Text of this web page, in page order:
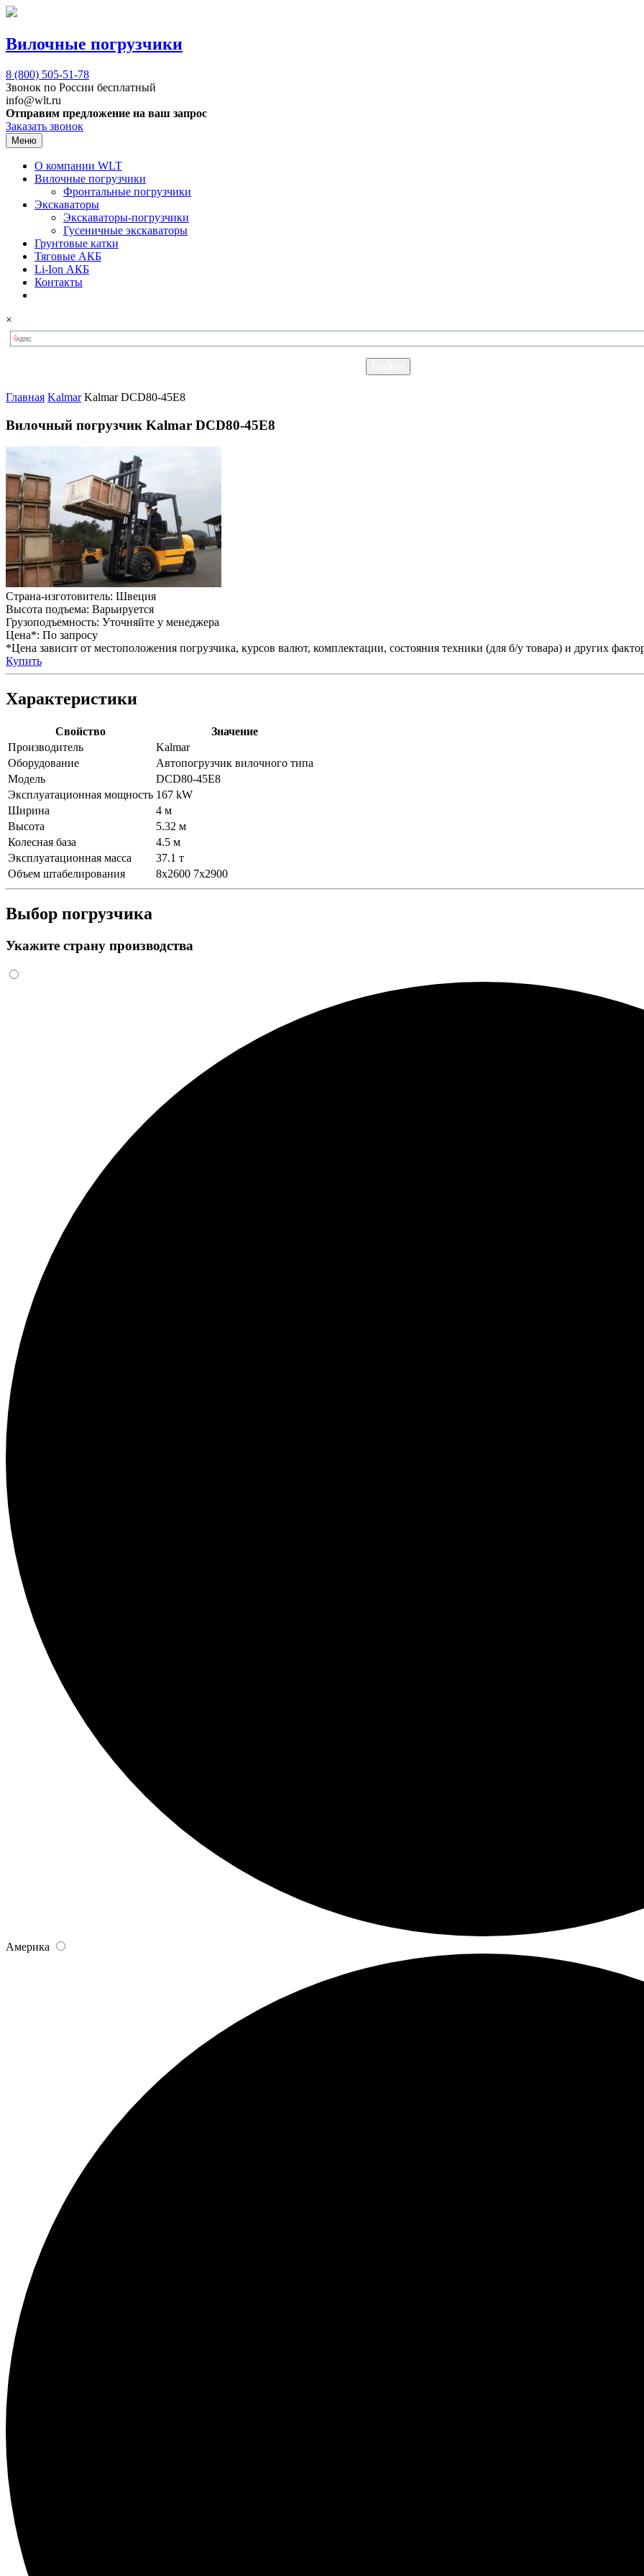
Вилочные погрузчики
8 (800) 505-51-78
Звонок по России бесплатный
info@wlt.ru
Отправим предложение на ваш запрос
Заказать звонок
Меню
О компании WLT
Вилочные погрузчики
Фронтальные погрузчики
Экскаваторы
Экскаваторы-погрузчики
Гусеничные экскаваторы
Грунтовые катки
Тяговые АКБ
Li-Ion АКБ
Контакты
×
Главная Kalmar Kalmar DCD80-45E8
Вилочный погрузчик Kalmar DCD80-45E8
Страна-изготовитель: Швеция
Высота подъема: Варьируется
Грузоподъемность: Уточняйте у менеджера
Цена*: По запросу
*Цена зависит от местоположения погрузчика, курсов валют, комплектации, состояния техники (для б/у товара) и других
Купить
Характеристики
Свойство
Значение
Производитель
Kalmar
Оборудование
Автопогрузчик вилочного типа
Модель
DCD80-45E8
Эксплуатационная мощность 167 kW
Ширина
4 м
Высота
5.32 м
Колесная база
4.5 м
Эксплуатационная масса
37.1 т
Объем штабелирования
8x2600 7x2900
Выбор погрузчика
Укажите страну производства
Америка